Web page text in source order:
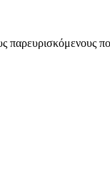
παρευρισκόμενους